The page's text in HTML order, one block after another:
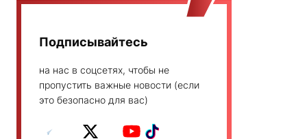
Подписывайтесь
на нас в соцсетях, чтобы не
пропустить важные новости (если
это безопасно для вас)